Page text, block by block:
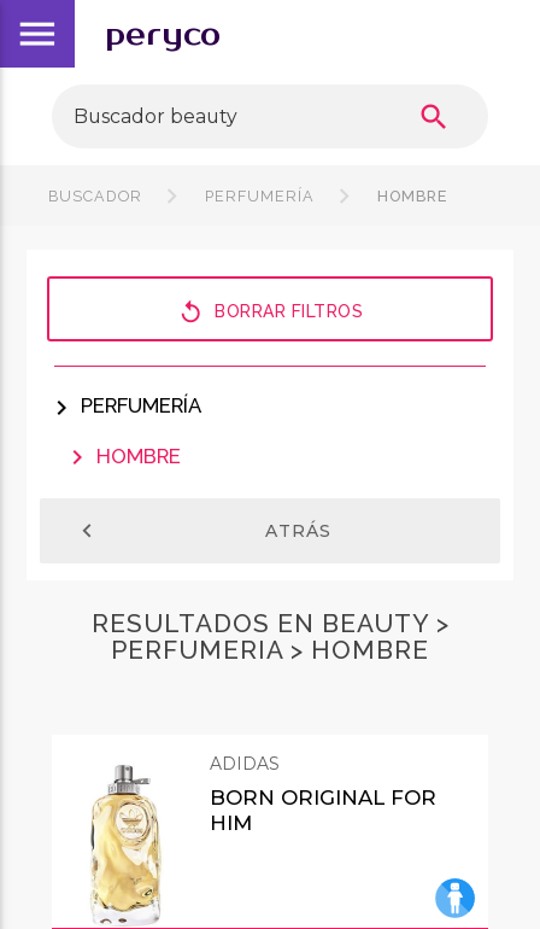
menu peryco
search
BUSCADOR PERFUMERÍA HOMBRE
replay BORRAR FILTROS
chevron_right PERFUMERÍA
chevron_right HOMBRE
chevron_left ATRÁS
RESULTADOS EN BEAUTY >
PERFUMERIA > HOMBRE
ADIDAS
BORN ORIGINAL FOR
HIM